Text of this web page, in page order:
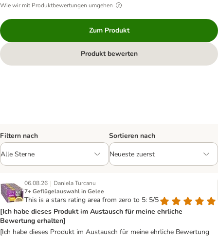
Wie wir mit Produktbewertungen umgehen
Zum Produkt
Produkt bewerten
Filtern nach Sortieren nach
06.08.26 | Daniela Turcanu
7+ Geflügelauswahl in Gelee
This is a stars rating area from zero to 5: 5/5
[Ich habe dieses Produkt im Austausch für meine ehrliche
Bewertung erhalten]
[Ich habe dieses Produkt im Austausch für meine ehrliche Bewertung